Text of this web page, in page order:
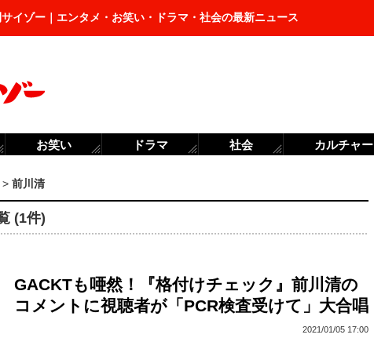
サイゾー｜エンタメ・お笑い・ドラマ・社会の最新ニュース
> 前川清
(1件)
GACKTも唖然！『格付けチェック』前川清の
コメントに視聴者が「PCR検査受けて」大合唱
2021/01/05 17:00
お笑い ドラマ 社会 カルチャー